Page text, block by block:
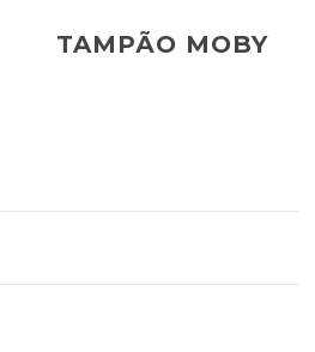
TAMPÃO MOBY